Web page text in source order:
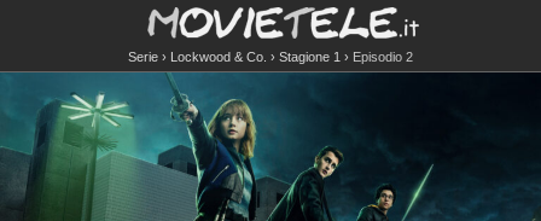
Serie Lockwood & Co. Stagione 1 Episodio 2